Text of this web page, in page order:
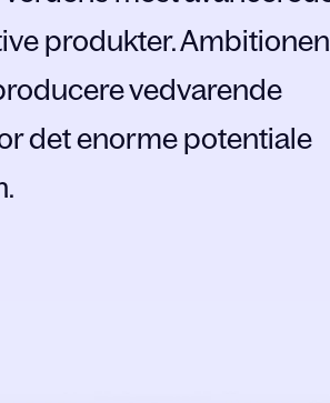
produkter. Ambitionen
vedvarende
det enorme potentiale